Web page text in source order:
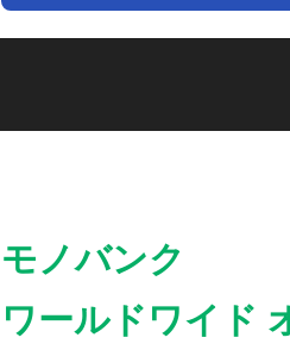
モノバンク
ワールドワイド